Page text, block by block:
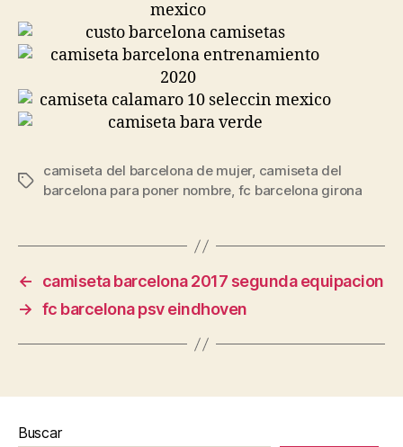
Etiquetas
camiseta del barcelona de mujer, camiseta del
barcelona para poner nombre, fc barcelona girona
←
camiseta barcelona 2017 segunda equipacion
→ fc barcelona psv eindhoven
Buscar